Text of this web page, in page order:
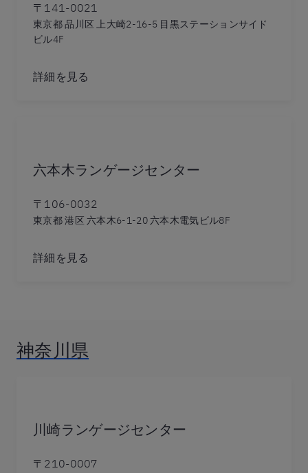
〒141-0021
東京都 品川区 上大崎2-16-5 目黒ステーションサイド
ビル4F
詳細を見る
六本木ランゲージセンター
〒106-0032
東京都 港区 六本木6-1-20 六本木電気ビル8F
詳細を見る
神奈川県
川崎ランゲージセンター
〒210-0007